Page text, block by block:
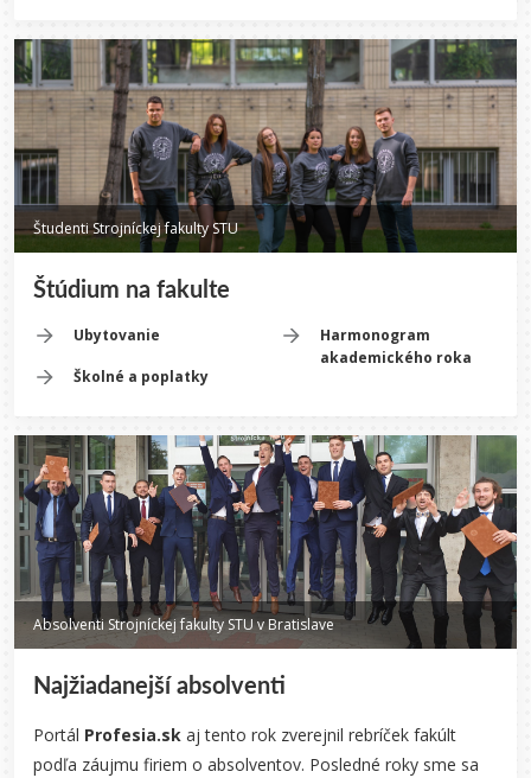
Študenti Strojníckej fakulty STU
Štúdium na fakulte
Ubytovanie
Školné a poplatky
Harmonogram
akademického roka
Najžiadanejší absolventi
Portál Profesia.sk aj tento rok zverejnil rebríček fakúlt
podľa záujmu firiem o absolventov. Posledné roky sme sa
Absolventi Strojníckej fakulty STU v Bratislave